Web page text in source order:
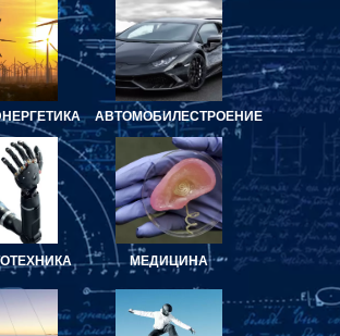
АВТОМОБИЛЕСТРОЕНИЕ
МЕДИЦИНА